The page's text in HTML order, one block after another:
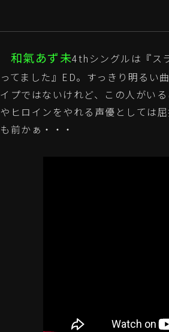
和氣あず未4thシングルは『ス
ってました』ED。すっきり明るい
イプではないけれど、この人がい
やヒロインをやれる声優としては
も前かぁ・・・